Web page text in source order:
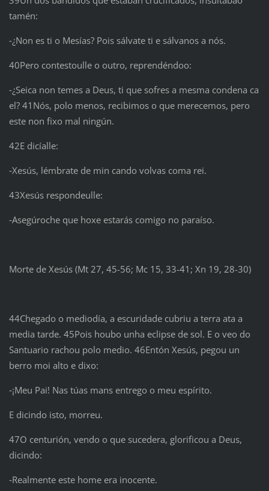
tamén:
‑¿Non es ti o Mesías? Pois sálvate ti e sálvanos a nós.
40Pero contestoulle o outro, reprendéndoo:
‑¿Seica non temes a Deus, ti que sofres a mesma condena ca
el? 41Nós, polo menos, recibimos o que merecemos, pero
este non fixo mal ningún.
42E dicíalle:
‑Xesús, lémbrate de min cando volvas coma rei.
43Xesús respondeulle:
‑Asegúroche que hoxe estarás comigo no paraíso.
Morte de Xesús (Mt 27, 45-56; Mc 15, 33-41; Xn 19, 28-30)
44Chegado o mediodía, a escuridade cubriu a terra ata a
media tarde. 45Pois houbo unha eclipse de sol. E o veo do
Santuario rachou polo medio. 46Entón Xesús, pegou un
berro moi alto e dixo:
‑¡Meu Pai! Nas túas mans entrego o meu espírito.
E dicindo isto, morreu.
47O centurión, vendo o que sucedera, glorificou a Deus,
dicindo:
‑Realmente este home era inocente.